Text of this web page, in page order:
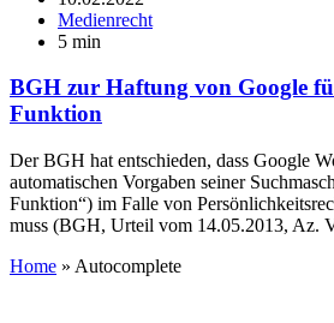
Medienrecht
5 min
BGH zur Haftung von Google
Funktion
Der BGH hat entschieden, dass Google
automatischen Vorgaben seiner
Funktion“) im Falle von
muss (BGH, Urteil vom 14.05.2013, Az.
Home » Autocomplete